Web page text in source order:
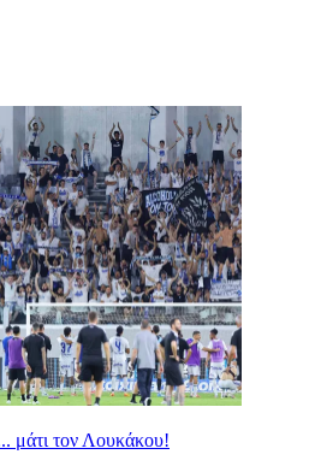
μάτι τον Λουκάκου!